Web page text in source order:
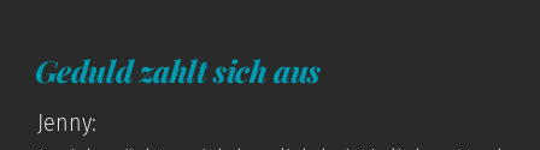
Geduld zahlt sich aus
Jenny: